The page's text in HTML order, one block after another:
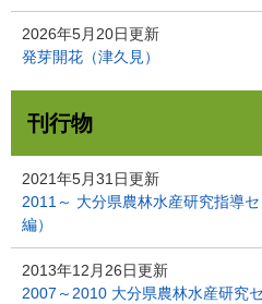
2026年5月20日更新
発芽開花（津久見）
刊行物
2021年5月31日更新
2011～ 大分県農林水産研究指導
編）
2013年12月26日更新
2007～2010 大分県農林水産研究